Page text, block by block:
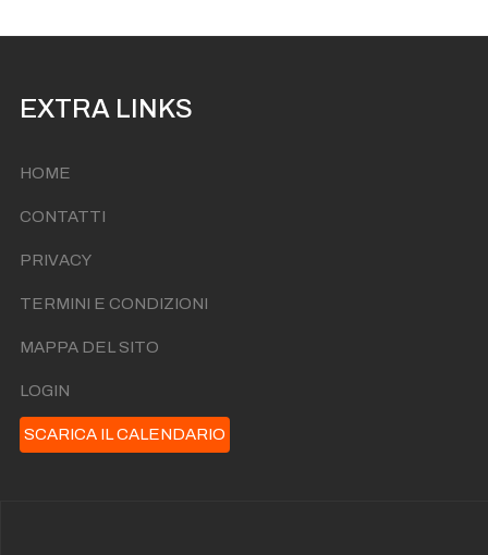
EXTRA LINKS
HOME
CONTATTI
PRIVACY
TERMINI E CONDIZIONI
MAPPA DEL SITO
LOGIN
SCARICA IL CALENDARIO